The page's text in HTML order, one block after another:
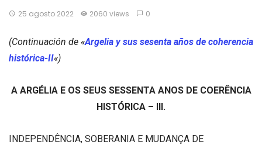
25 agosto 2022 2060 views 0
(Continuación de «Argelia y sus sesenta años de coherencia
histórica-II«)
A ARGÉLIA E OS SEUS SESSENTA ANOS DE COERÊNCIA
HISTÓRICA – III.
INDEPENDÊNCIA, SOBERANIA E MUDANÇA DE